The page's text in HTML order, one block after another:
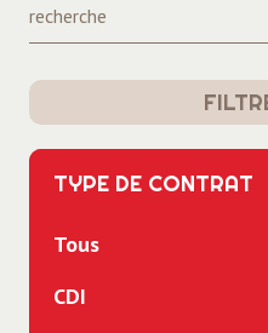
recherche
TYPE DE CONTRAT
Tous
CDI